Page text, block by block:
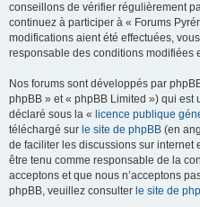
conseillons de vérifier régulièrement
continuez à participer à « Forums
modifications aient été effectuées,
responsable des conditions modifiées
Nos forums sont développés par
phpBB » et « phpBB Limited ») qui
déclaré sous la « licence publique
téléchargé sur le site de phpBB (en
de faciliter les discussions sur internet
être tenu comme responsable de la
acceptons et que nous n’acceptons
phpBB, veuillez consulter le site de